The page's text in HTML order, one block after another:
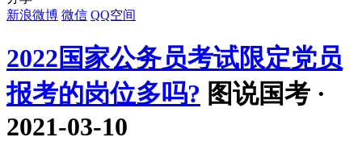
新浪微博 微信 QQ空间
2022国家公务员考试限定党员
报考的岗位多吗? 图说国考 ·
2021-03-10